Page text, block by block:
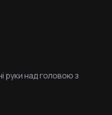
руки над головою з